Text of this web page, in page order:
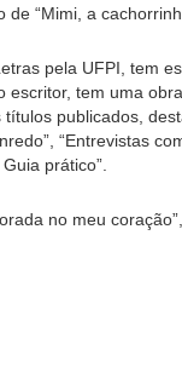
“Mimi, a
pela UFPI, tem
escritor, tem uma
publicados,
“Entrevistas
prático”.
no meu